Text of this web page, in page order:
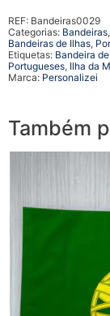
REF: Bandeiras0029
Categorias: Bandeiras,
Bandeiras de Ilhas,
Etiquetas: Bandeira
Portugueses, Ilha da
Marca: Personalizei
Também